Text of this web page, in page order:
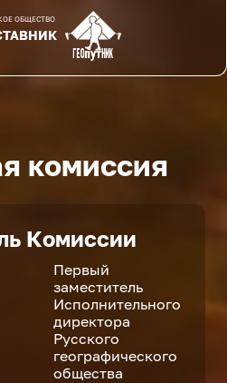
ОБЩЕСТВО
комиссия
Комиссии
Первый
заместитель
Исполнительного
директора
Русского
географического
общества